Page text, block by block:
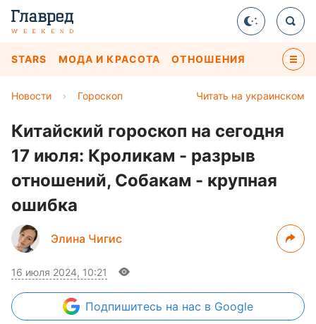
STARS МОДА И КРАСОТА ОТНОШЕНИЯ
Читать на украинском
Новости › Гороскоп
Китайский гороскоп на сегодня
17 июля: Кроликам - разрыв
отношений, Собакам - крупная
ошибка
Элина Чигис
16 июля 2024, 10:21
Подпишитесь на нас в Google